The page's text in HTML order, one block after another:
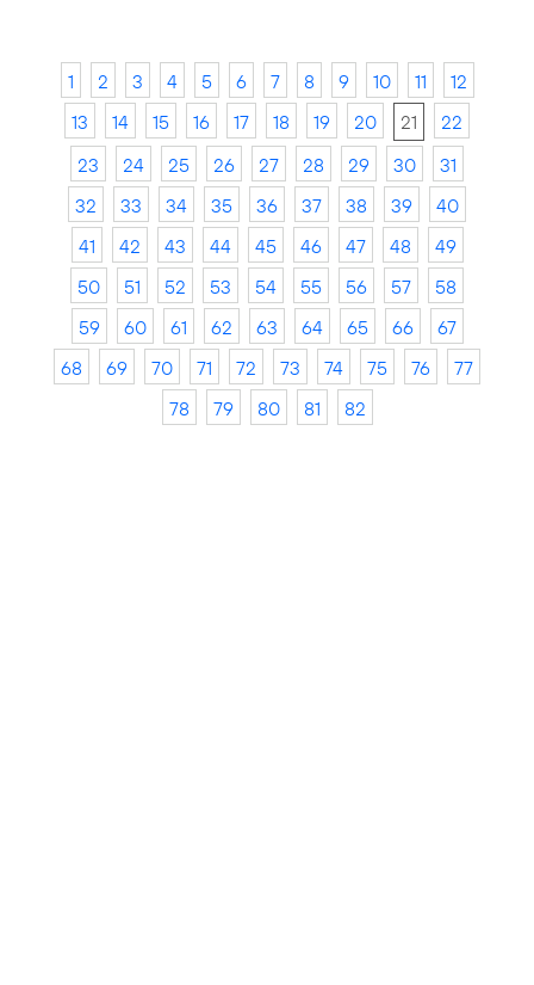
1 2 3 4 5 6 7 8 9 10 11
12
13
14 15 16 17 18 19 20 21
22
23
24 25 26 27 28 29 30
31
32
33 34 35 36 37 38 39
40
41
42 43 44 45 46 47 48
49
50
51 52 53 54 55 56 57
58
59
60 61 62 63 64 65 66
67
68
69 70 71 72 73 74 75 76
77
78
79 80 81 82